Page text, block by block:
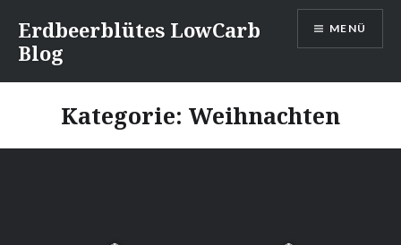
zum
Inhalt
Erdbeerblütes LowCarb
Blog
MENÜ
Kategorie: Weihnachten